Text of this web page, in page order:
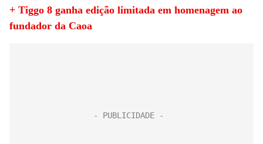
+ Tiggo 8 ganha edição limitada em homenagem ao
fundador da Caoa